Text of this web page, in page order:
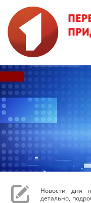
Новости дня
детально,